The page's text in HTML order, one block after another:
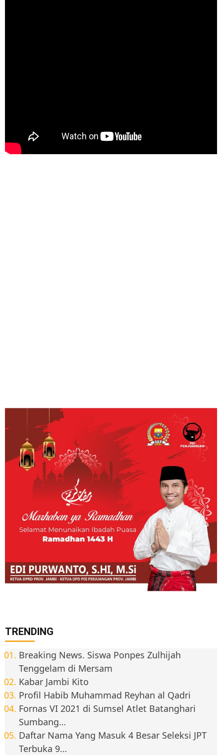
TRENDING
Breaking News. Siswa Ponpes Zulhijah
Tenggelam di Mersam
Kabar Jambi Kito
Profil Habib Muhammad Reyhan al Qadri
Fornas VI 2021 di Sumsel Atlet Batanghari
Sumbang…
Daftar Nama Yang Masuk 4 Besar Seleksi JPT
Terbuka 9…